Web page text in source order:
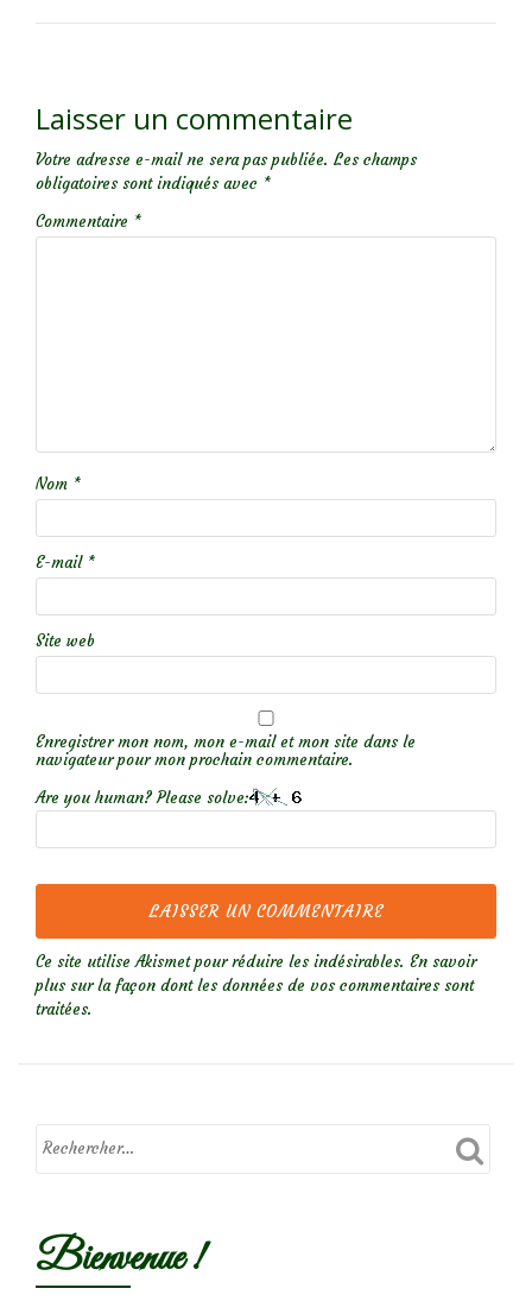
Laisser un commentaire
Votre adresse e-mail ne sera pas publiée. Les champs
obligatoires sont indiqués avec *
Commentaire *
Nom *
E-mail *
Site web
Enregistrer mon nom, mon e-mail et mon site dans le
navigateur pour mon prochain commentaire.
Are you human? Please solve:
Ce site utilise Akismet pour réduire les indésirables. En savoir
plus sur la façon dont les données de vos commentaires sont
traitées.
Bienvenue !